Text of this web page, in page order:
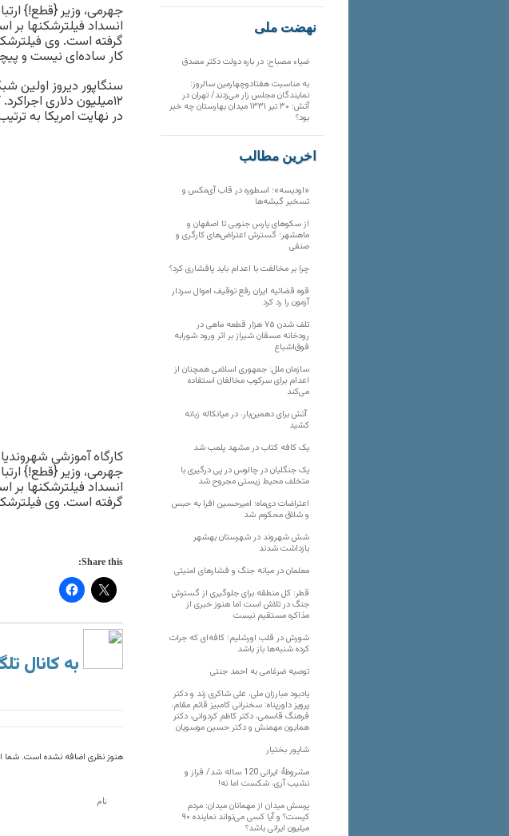
جهرمی، وزیر {قطع!}
انسداد فیلترشکنها
گرفته است. وی
کار ساده‌ای نیست و
۱۲میلیون دلاری
در نهایت امریکا به
کارگاه آموزشی
جهرمی، وزیر {قطع!}
انسداد فیلترشکنها
گرفته است. وی
Share this:
به کانال
هنوز نظری اضافه نشده است. شما
نهضت ملی
ضیاء مصباح: در باره دولت دکتر مصدق
به مناسبت هفتادوچهارمین سالروز:
نمایندگان مجلس زار می‌زدند/ تهران در
آتش؛ ۳۰ تیر ۱۳۳۱ میدان بهارستان چه خبر
بود؟
آخرین مطالب
«اودیسه»؛ اسطوره در قاب آی‌مکس و
تسخیر گیشه‌ها
از سکوهای پارس جنوبی تا اصفهان و
ماهشهر؛ گسترش اعتراض‌های کارگری و
صنفی
چرا بر مخالفت با اعدام باید پافشاری کرد؟
قوه قضائیه ایران رفع توقیف اموال سردار
آزمون را رد کرد
تلف شدن ۷۵ هزار قطعه ماهی در
رودخانه مسقان شیراز بر اثر ورود شورابه
فوق‌اشباع
سازمان ملل: جمهوری اسلامی همچنان از
اعدام برای سرکوب مخالفان استفاده
می‌کند
آتش برای دهمین‌بار، در میانکاله زبانه
کشید
یک کافه کتاب در مشهد پلمب شد
یک جنگلبان در چالوس در پی درگیری با
متخلف محیط زیستی مجروح شد
اعتراضات دی‌ماه؛ امیرحسین افرا به حبس
و شلاق محکوم شد
شش شهروند در شهرستان بهشهر
بازداشت شدند
معلمان در میانه جنگ و فشارهای امنیتی
قطر: کل منطقه برای جلوگیری از گسترش
جنگ در تلاش است اما هنوز خبری از
مذاکره مستقیم نیست
شورش در قلب اورشلیم؛ کافه‌ای که جرات
کرده شنبه‌ها باز باشد
توصیه ضرغامی به احمد جنتی
یادبود مبارزان ملی، علی شاکری زند و دکتر
پرویز داورپناه: سخنرانی کامبیز قائم مقام،
فرهنگ قاسمی، دکتر کاظم کردوانی، دکتر
همایون مهمنش و دکتر حسین موسویان
شاپور بختیار
مشروطۀ ایرانی 120 ساله شد/ فراز و
نشیب آری، شکست اما نه!
پرسش میدان از مهمانان میدان: مردم
کیست؟ و آیا کسی می‌تواند نماینده ۹۰
میلیون ایرانی باشد؟